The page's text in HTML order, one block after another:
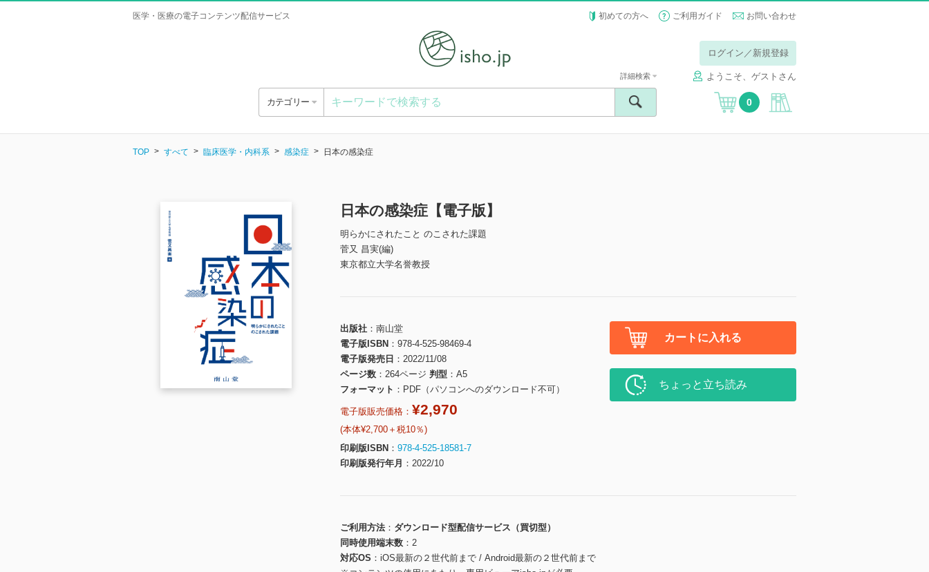
医学・医療の電子コンテンツ配信サービス 初めての方へ ご利用ガイド お問い合わせ
ログイン／新規登録
ようこそ、ゲストさん
カテゴリー
詳細検索
0
TOP すべて 臨床医学・内科系 感染症 日本の感染症
日本の感染症【電子版】
明らかにされたこと のこされた課題
菅又 昌実(編)
東京都立大学名誉教授
出版社
南山堂
電子版ISBN
978-4-525-98469-4
電子版発売日
2022/11/08
ページ数
264ページ 判型
A5
フォーマット
PDF（パソコンへのダウンロード不可）
電子版販売価格： ¥2,970
(本体¥2,700＋税10％)
印刷版ISBN
978-4-525-18581-7
印刷版発行年月
2022/10
カートに入れる
ちょっと立ち読み
ご利用方法
ダウンロード型配信サービス（買切型）
同時使用端末数
2
対応OS
iOS最新の２世代前まで / Android最新の２世代前まで